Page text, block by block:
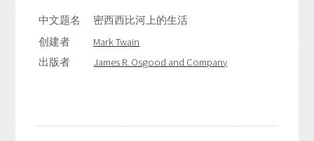
中文题名
密西西比河上的生活
创建者
Mark Twain
出版者
James R. Osgood and Company